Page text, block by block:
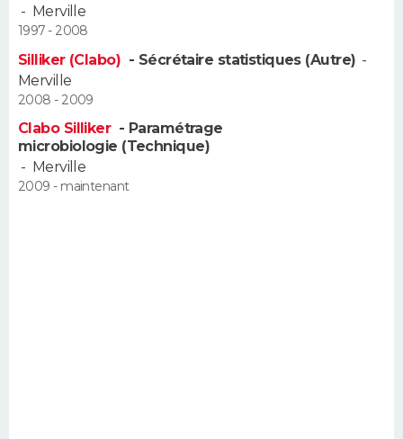
S'inscrire
Se connecter
Lycées
Collèges
Primaires
Universités
Entreprises
Service militaire
Avis de recherche
AVIS DE DÉCÈS
FORUM
- Merville
1997 - 2008
Silliker (Clabo) - Sécrétaire statistiques (Autre) -
Merville
2008 - 2009
Clabo Silliker - Paramétrage
microbiologie (Technique)
- Merville
2009 - maintenant